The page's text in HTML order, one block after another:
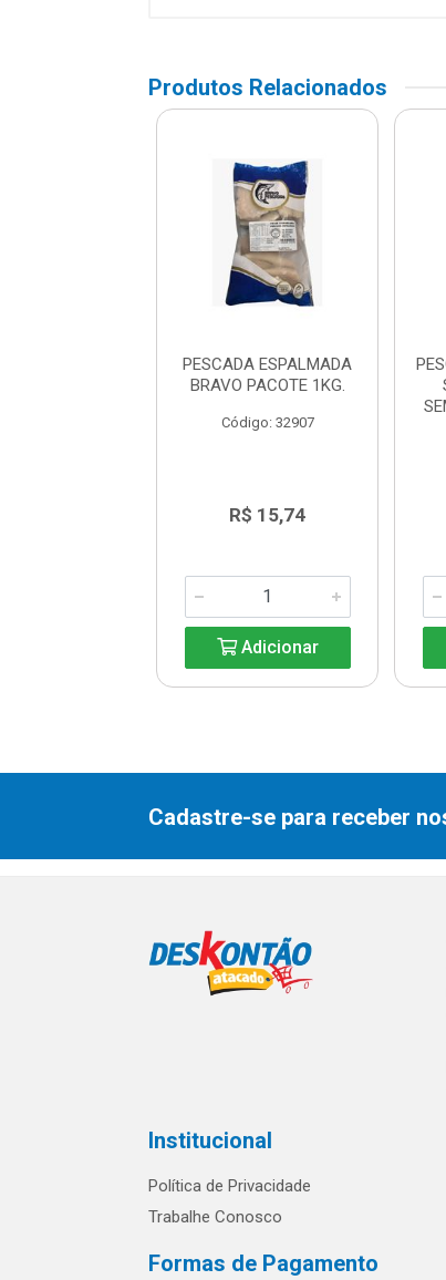
Produtos Relacionados
PESCADA ESPALMADA
BRAVO PACOTE 1KG.
Código: 32907
R$ 15,74
Adicionar
Cadastre-se para receber
Institucional
Política de Privacidade
Trabalhe Conosco
Formas de Pagamento